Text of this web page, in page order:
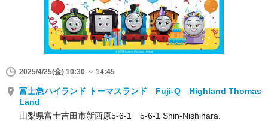
2025/4/25(金) 10:30 ～ 14:45
富士急ハイランド トーマスランド Fuji-Q Highland Thomas
Land
山梨県富士吉田市新西原5-6-1 5-6-1 Shin-Nishihara.